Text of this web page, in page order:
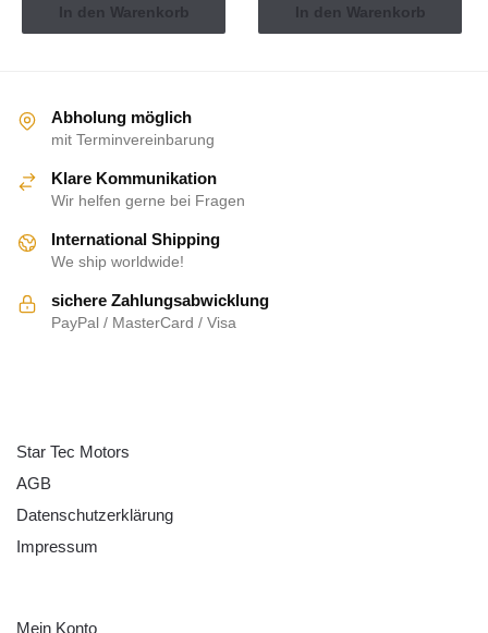
In den Warenkorb In den Warenkorb
Abholung möglich
mit Terminvereinbarung
Klare Kommunikation
Wir helfen gerne bei Fragen
International Shipping
We ship worldwide!
sichere Zahlungsabwicklung
PayPal / MasterCard / Visa
Star Tec Motors
AGB
Datenschutzerklärung
Impressum
Mein Konto